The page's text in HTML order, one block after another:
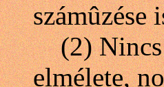
számûzése
(2) Nincs
elmélete,